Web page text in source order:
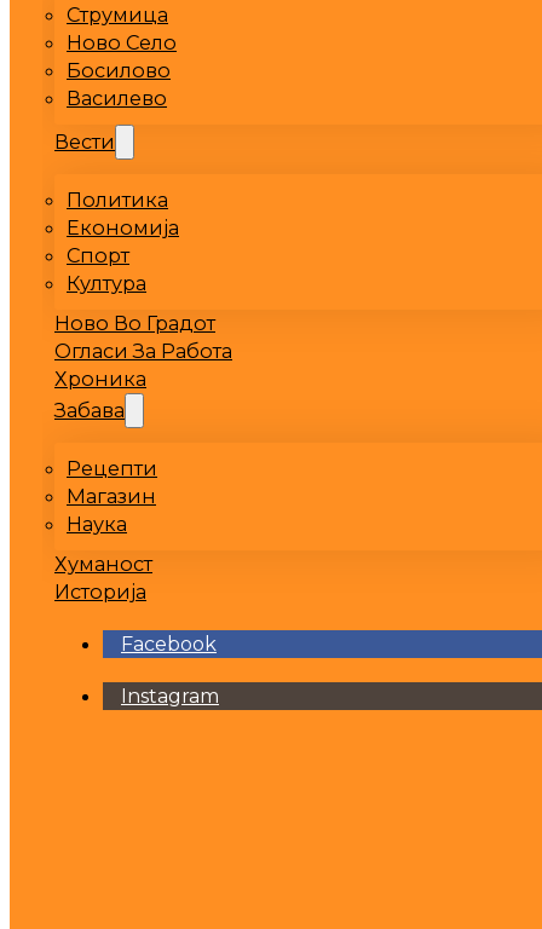
Струмица
Ново Село
Босилово
Василево
Вести
Политика
Економија
Спорт
Култура
Ново Во Градот
Огласи За Работа
Хроника
Забава
Рецепти
Магазин
Наука
Хуманост
Историја
Facebook
Instagram